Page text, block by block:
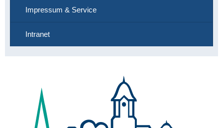
Impressum & Service
Intranet